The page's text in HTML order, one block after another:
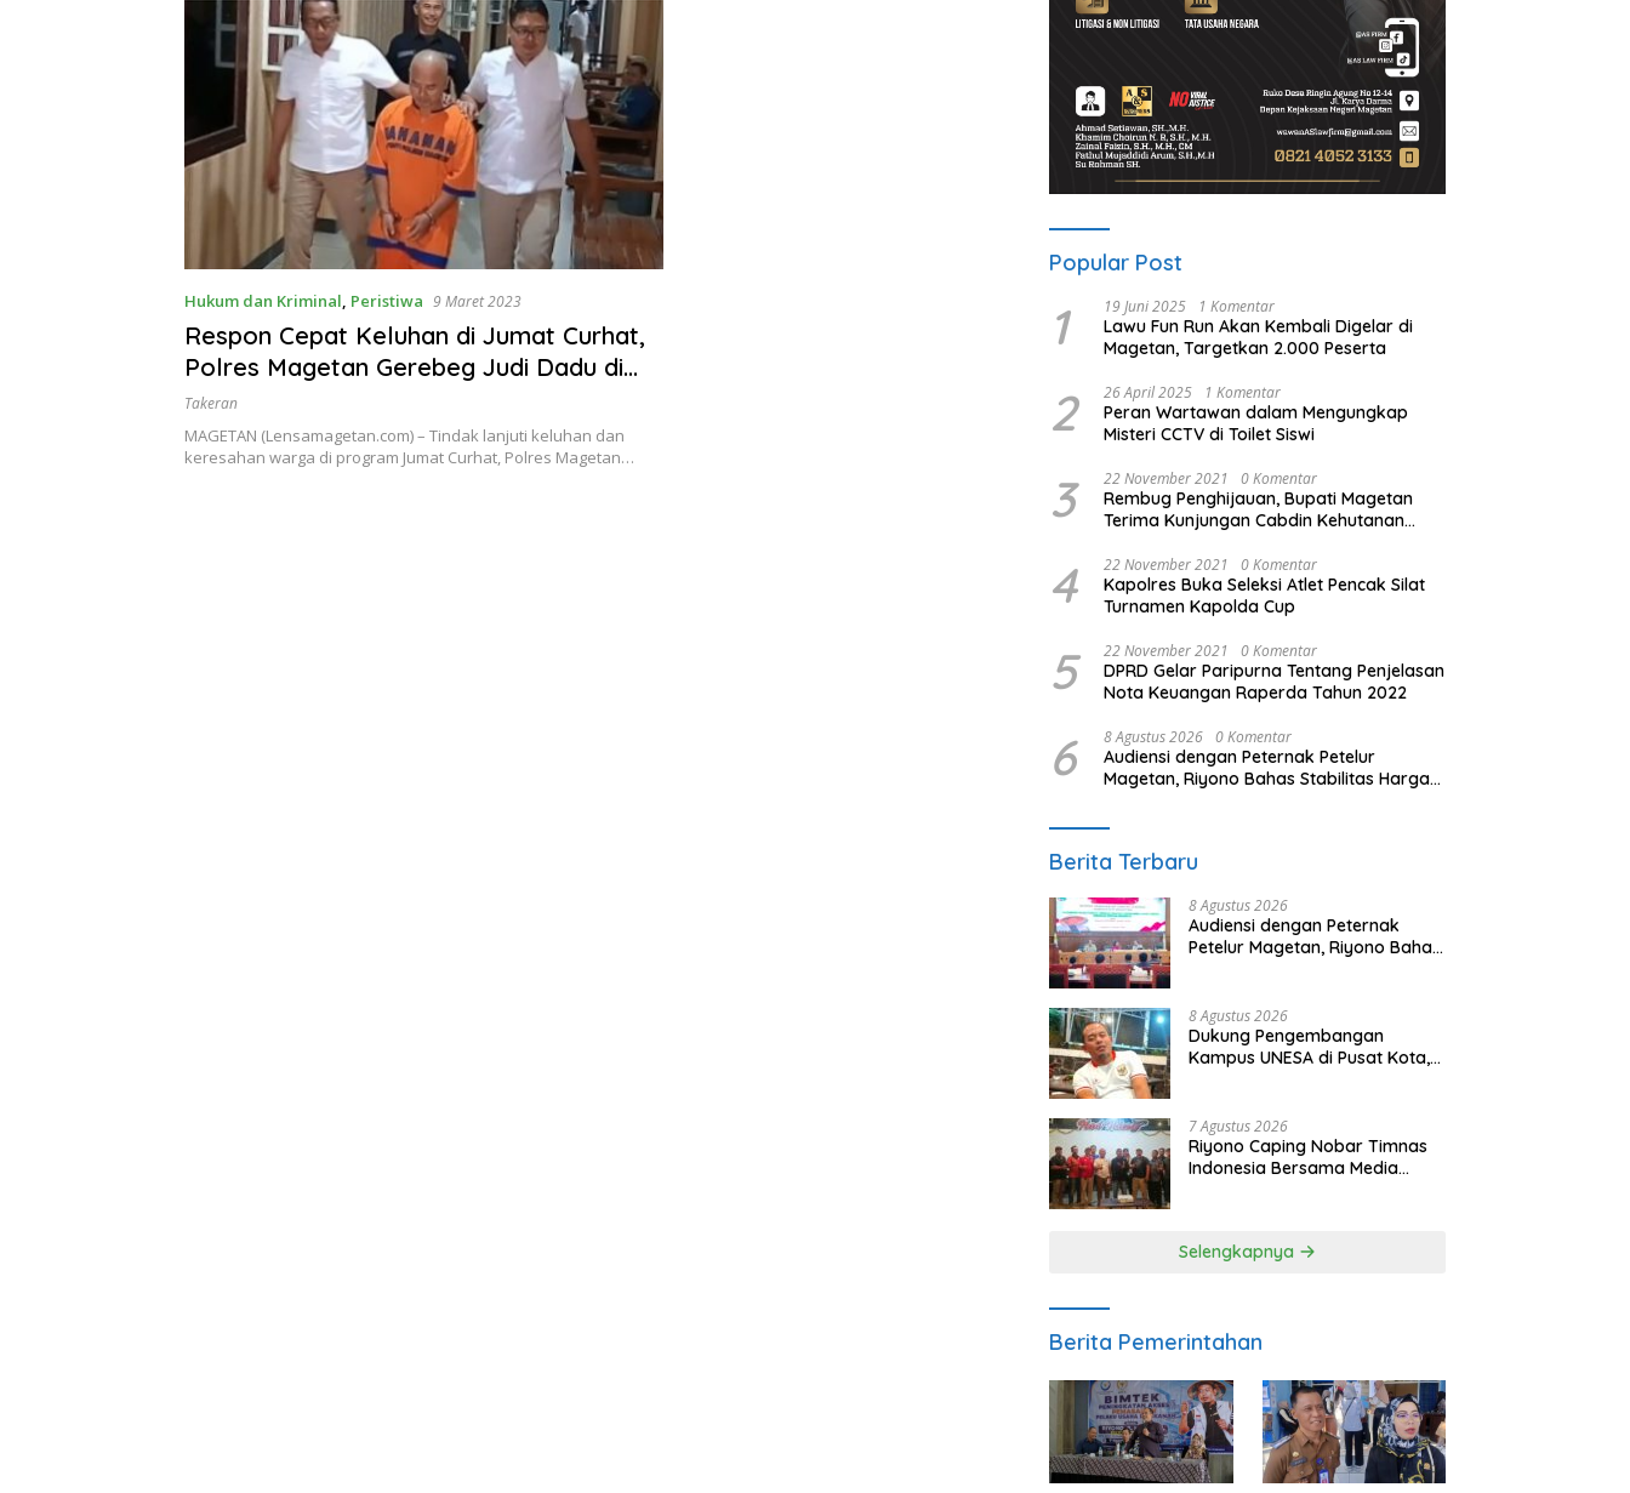
Hukum dan Kriminal, Peristiwa 9 Maret 2023
Respon Cepat Keluhan di Jumat Curhat,
Polres Magetan Gerebeg Judi Dadu di
Madigondo
Takeran
MAGETAN (Lensamagetan.com) – Tindak lanjuti keluhan dan
keresahan warga di program Jumat Curhat, Polres Magetan…
Popular Post
1 19 Juni 2025 1 Komentar
Lawu Fun Run Akan Kembali Digelar di
Magetan, Targetkan 2.000 Peserta
2 26 April 2025 1 Komentar
Peran Wartawan dalam Mengungkap
Misteri CCTV di Toilet Siswi
3 22 November 2021 0 Komentar
Rembug Penghijauan, Bupati Magetan
Terima Kunjungan Cabdin Kehutanan
4 22 November 2021 0 Komentar
Kapolres Buka Seleksi Atlet Pencak Silat
Turnamen Kapolda Cup
5 22 November 2021 0 Komentar
DPRD Gelar Paripurna Tentang Penjelasan
Nota Keuangan Raperda Tahun 2022
6 8 Agustus 2026 0 Komentar
Audiensi dengan Peternak Petelur
Magetan, Riyono Bahas Stabilitas Harga
Berita Terbaru
8 Agustus 2026
Audiensi dengan Peternak
Petelur Magetan, Riyono Bahas
8 Agustus 2026
Dukung Pengembangan
Kampus UNESA di Pusat Kota,
Magetan
7 Agustus 2026
Riyono Caping Nobar Timnas
Indonesia Bersama Media
Selengkapnya
Berita Pemerintahan